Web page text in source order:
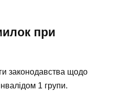
при
законодавства щодо
1 групи.